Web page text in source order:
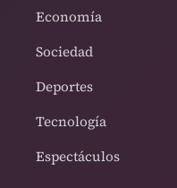
Economía
Sociedad
Deportes
Tecnología
Espectáculos